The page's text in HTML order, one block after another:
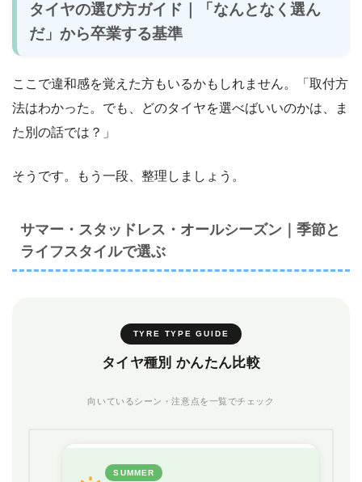
タイヤの選び方ガイド｜「なんとなく選ん
だ」から卒業する基準
ここで違和感を覚えた方もいるかもしれません。「取付方
法はわかった。でも、どのタイヤを選べばいいのかは、ま
た別の話では？」
そうです。もう一段、整理しましょう。
サマー・スタッドレス・オールシーズン｜季節と
ライフスタイルで選ぶ
TYRE TYPE GUIDE
タイヤ種別 かんたん比較
向いているシーン・注意点を一覧でチェック
SUMMER